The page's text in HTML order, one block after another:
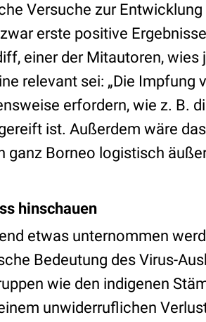
Versuche zur
erste positive
einer der Mitautoren,
relevant sei: „Die Impfung
erfordern, wie z. B.
ist. Außerdem wäre
ganz Borneo logistisch
hinschauen
etwas unternommen
Bedeutung des Virus-
wie den indigenen
unwiderruflichen